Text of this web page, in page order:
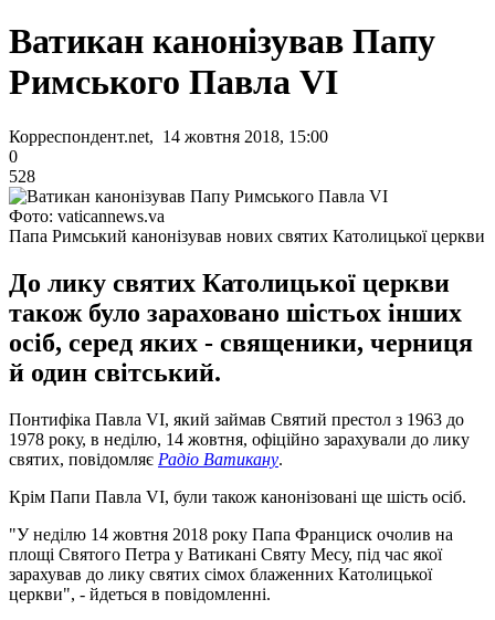
Ватикан канонізував Папу
Римського Павла VI
Корреспондент.net, 14 жовтня 2018, 15:00
0
528
Фото: vaticannews.va
Папа Римський канонізував нових святих Католицької церкви
До лику святих Католицької церкви
також було зараховано шістьох інших
осіб, серед яких - священики, черниця
й один світський.
Понтифіка Павла VI, який займав Святий престол з 1963 до
1978 року, в неділю, 14 жовтня, офіційно зарахували до лику
святих, повідомляє Радіо Ватикану.
Крім Папи Павла VI, були також канонізовані ще шість осіб.
"У неділю 14 жовтня 2018 року Папа Франциск очолив на
площі Святого Петра у Ватикані Святу Месу, під час якої
зарахував до лику святих сімох блаженних Католицької
церкви", - йдеться в повідомленні.